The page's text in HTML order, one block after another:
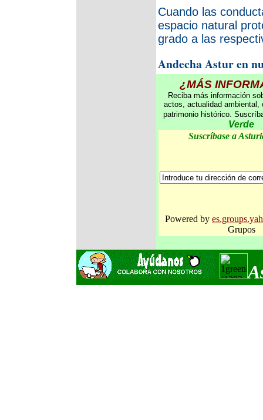
Cuando las
espacio natural
grado a las
Andecha Astur en
¿MÁS
Reciba más información
actos, actualidad ambiental,
patrimonio histórico.
Verde
Suscríbase a
Powered by
Grupos